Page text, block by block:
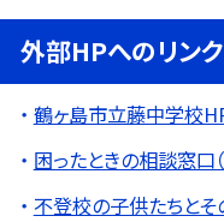
外部HPへのリンク
鶴ヶ島市立藤中学校
困ったときの相談窓口
不登校の子供たちとそ